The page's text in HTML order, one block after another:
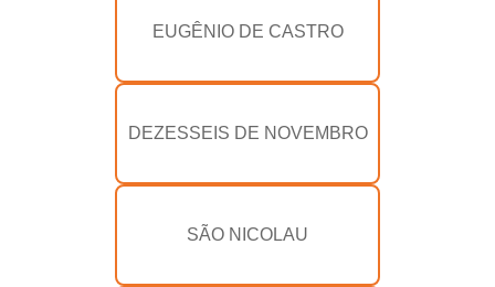
EUGÊNIO DE CASTRO
DEZESSEIS DE NOVEMBRO
SÃO NICOLAU